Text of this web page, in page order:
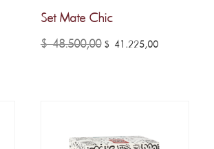
Set Mate Chic
$48.500,00 El
$ 48.500,00.
$ 41.225,00El